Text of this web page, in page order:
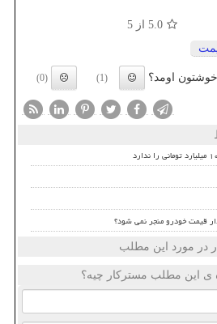
5.0 از 5
اومد؟ (1)
(0)
قیمت خودرو منجر نمی شود؟
در مورد این مطلب
ی این مطلب مسترکار چیه؟